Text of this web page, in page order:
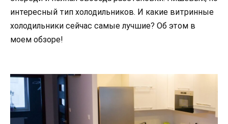
интересный тип холодильников. И какие витринные
холодильники сейчас самые лучшие? Об этом в
моем обзоре!